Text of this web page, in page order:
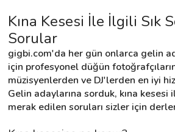
Kına Kesesi İle İlgili Sık
Sorular
gigbi.com'da her gün onlarca gelin
için profesyonel düğün
müzisyenlerden ve DJ'lerden en iyi
Gelin adaylarına sorduk, kına kesesi
merak edilen soruları sizler için